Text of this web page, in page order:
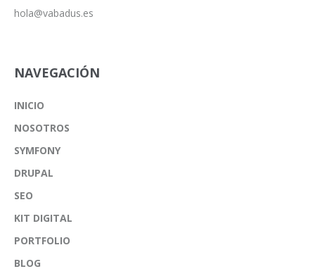
hola@vabadus.es
NAVEGACIÓN
INICIO
NOSOTROS
SYMFONY
DRUPAL
SEO
KIT DIGITAL
PORTFOLIO
BLOG